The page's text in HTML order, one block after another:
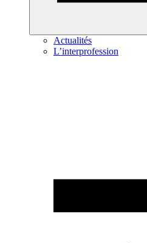
Actualités
L’interprofession